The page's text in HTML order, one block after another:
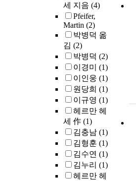
세 지음 (4)
Pfeifer,
Martin (2)
박병덕 옮
김 (2)
박병덕 (2)
이경미 (1)
이인웅 (1)
원당희 (1)
이규영 (1)
헤르만 헤
세 作 (1)
김충남 (1)
김형훈 (1)
김수연 (1)
김누리 (1)
헤르만 헤